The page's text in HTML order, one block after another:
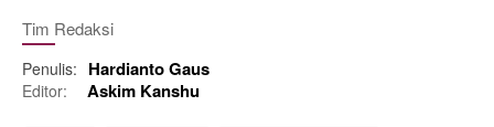
Tim Redaksi
Penulis: Hardianto Gaus
Editor: Askim Kanshu